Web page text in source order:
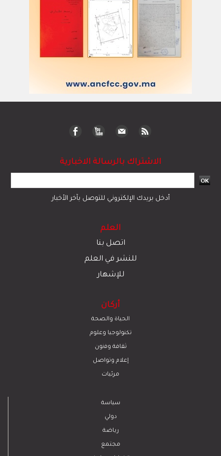
الاشتراك بالرسالة الاخبارية
أدخل بريدك الإلكتروني للتوصل بآخر الأخبار
العلم
اتصل بنا
للنشر في العلم
للإشهار
أركان
الحياة والصحة
تكنولوجيا وعلوم
ﺛﻘﺎﻓﺔ وﻓﻧون
إعلام وتواصل
مرئيات
سياسة
دولي
رياضة
مجتمع